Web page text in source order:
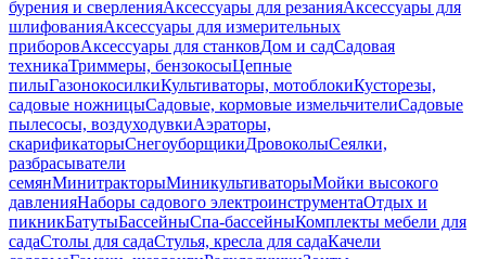
бурения и сверленияАксессуары для резанияАксессуары для
шлифованияАксессуары для измерительных
приборовАксессуары для станковДом и садСадовая
техникаТриммеры, бензокосыЦепные
пилыГазонокосилкиКультиваторы, мотоблокиКусторезы,
садовые ножницыСадовые, кормовые измельчителиСадовые
пылесосы, воздуходувкиАэраторы,
скарификаторыСнегоуборщикиДровоколыСеялки,
разбрасыватели
семянМинитракторыМиникультиваторыМойки высокого
давленияНаборы садового электроинструментаОтдых и
пикникБатутыБассейныСпа-бассейныКомплекты мебели для
садаСтолы для садаСтулья, кресла для садаКачели